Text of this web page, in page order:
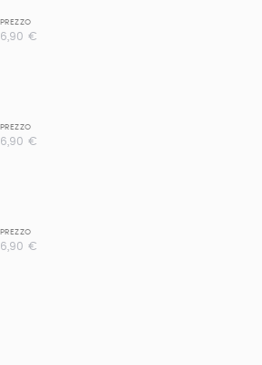
PREZZO
6,90 €
PREZZO
6,90 €
PREZZO
6,90 €